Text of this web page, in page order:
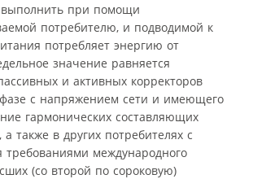
выполнить при помощи
потребителю, и подводимой к
потребляет энергию от
значение равняется
и активных корректоров
с напряжением сети и имеющего
гармонических составляющих
также в других потребителях с
международного
(со второй по сороковую)